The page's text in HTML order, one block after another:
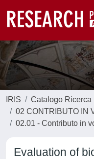
IRIS
Catalogo Ricerca
02 CONTRIBUTO IN
02.01 - Contributo in
Evaluation of